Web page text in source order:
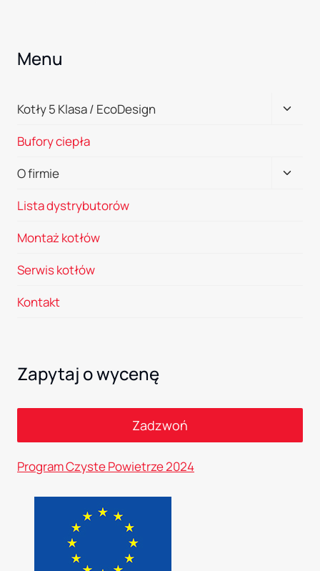
Menu
Kotły 5 Klasa / EcoDesign
Bufory ciepła
O firmie
Lista dystrybutorów
Montaż kotłów
Serwis kotłów
Kontakt
Zapytaj o wycenę
Zadzwoń
Program Czyste Powietrze 2024